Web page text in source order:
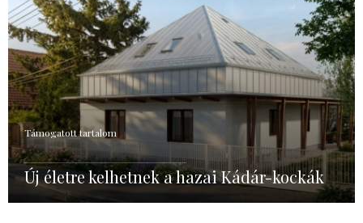
Támogatott tartalom
Új életre kelhetnek a hazai Kádár-kockák